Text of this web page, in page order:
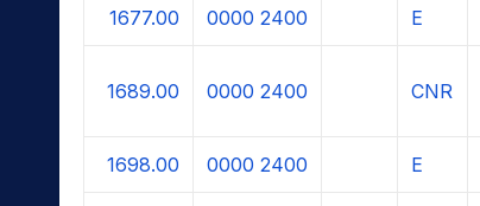
1677.00 0000 2400 E
1689.00 0000 2400 CNR
1698.00 0000 2400 E